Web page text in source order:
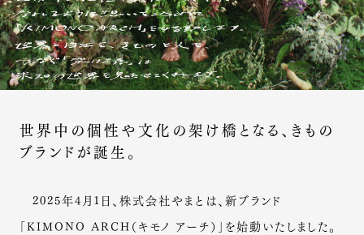
世界中の個性や文化の架け橋となる、きもの
ブランドが誕生。
2025年4月1日、株式会社やまとは、新ブランド
「KIMONO ARCH（キモノ アーチ）」を始動いたしました。